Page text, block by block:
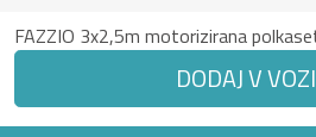
FAZZIO 3x2,5m motorizirana
DODAJ V